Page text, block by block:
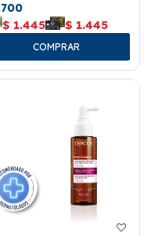
$ 1.445 $ 1.445